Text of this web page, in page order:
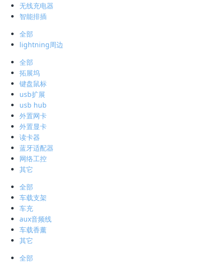
无线充电器
智能排插
全部
lightning周边
全部
拓展坞
键盘鼠标
usb扩展
usb hub
外置网卡
外置显卡
读卡器
蓝牙适配器
网络工控
其它
全部
车载支架
车充
aux音频线
车载香薰
其它
全部